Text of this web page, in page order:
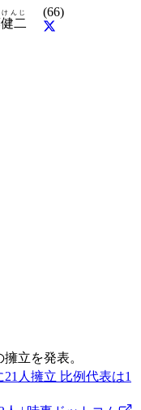
健二
けんじ (66)
立を発表。
人擁立 比例代表は1